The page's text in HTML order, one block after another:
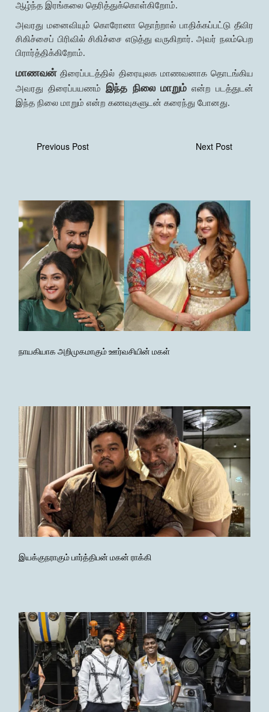
ஆழ்ந்த இரங்கலை தெரித்துக்கொள்கிறோம்.
அவரது மனைவியும் கொரோனா தொற்றால் பாதிக்கப்பட்டு தீவிர
சிகிச்சைப் பிரிவில் சிகிச்சை எடுத்து வருகிறார். அவர் நலம்பெற
பிரார்த்திக்கிறோம்.
மாணவன்திரைப்படத்தில் திரையுலக மாணவனாக தொடங்கிய
அவரது திரைப்பயணம்இந்த நிலை மாறும்என்ற படத்துடன்
இந்த நிலை மாறும் என்ற கணவுகளுடன் கரைந்து போனது.
Previous Post Next Post
நாயகியாக அறிமுகமாகும் ஊர்வசியின் மகள்
இயக்குநராகும் பார்த்திபன் மகன் ராக்கி